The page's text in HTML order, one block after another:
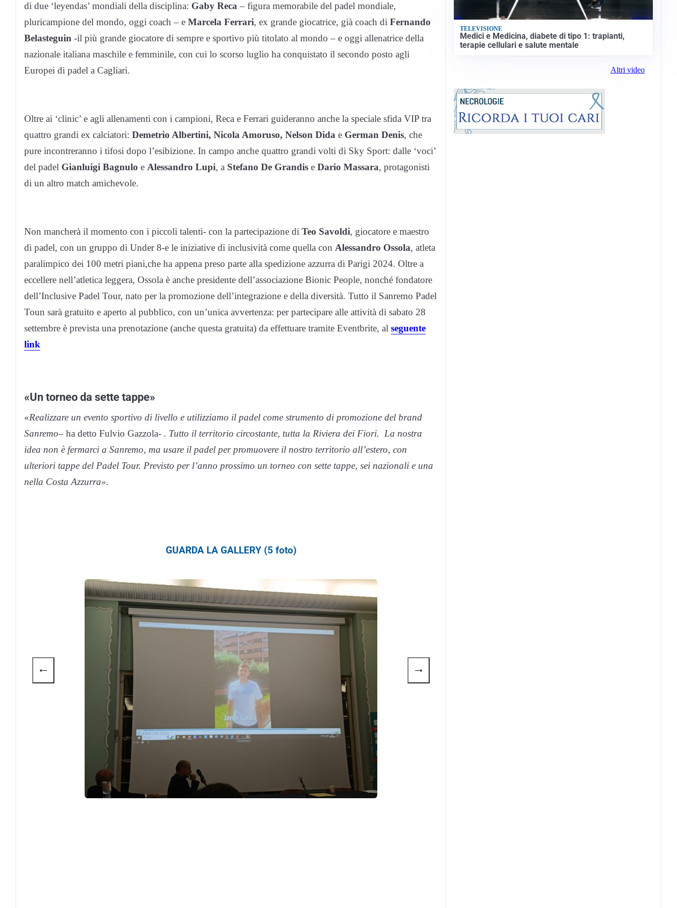
di due ‘leyendas’ mondiali della disciplina: Gaby Reca– figura memorabile del padel mondiale,
pluricampione del mondo, oggi coach – e Marcela Ferrari, ex grande giocatrice, già coach di Fernando
Belasteguin -il più grande giocatore di sempre e sportivo più titolato al mondo – e oggi allenatrice della
nazionale italiana maschile e femminile, con cui lo scorso luglio ha conquistato il secondo posto agli
Europei di padel a Cagliari.
Oltre ai ‘clinic’ e agli allenamenti con i campioni, Reca e Ferrari guideranno anche la speciale sfida VIP tra
quattro grandi ex calciatori: Demetrio Albertini, Nicola Amoruso, Nelson Dida e German Denis, che
pure incontreranno i tifosi dopo l’esibizione. In campo anche quattro grandi volti di Sky Sport: dalle ‘voci’
del padel Gianluigi Bagnulo e Alessandro Lupi, a Stefano De Grandis e Dario Massara, protagonisti
di un altro match amichevole.
Non mancherà il momento con i piccoli talenti- con la partecipazione di Teo Savoldi, giocatore e maestro
di padel, con un gruppo di Under 8-e le iniziative di inclusività come quella con Alessandro Ossola, atleta
paralimpico dei 100 metri piani,che ha appena preso parte alla spedizione azzurra di Parigi 2024. Oltre a
eccellere nell’atletica leggera, Ossola è anche presidente dell’associazione Bionic People, nonché fondatore
dell’Inclusive Padel Tour, nato per la promozione dell’integrazione e della diversità. Tutto il Sanremo Padel
Toun sarà gratuito e aperto al pubblico, con un’unica avvertenza: per partecipare alle attività di sabato 28
settembre è prevista una prenotazione (anche questa gratuita) da effettuare tramite Eventbrite, al seguente
link
«Un torneo da sette tappe»
«Realizzare un evento sportivo di livello e utilizziamo il padel come strumento di promozione del brand
Sanremo– ha detto Fulvio Gazzola- . Tutto il territorio circostante, tutta la Riviera dei Fiori. La nostra
idea non è fermarci a Sanremo, ma usare il padel per promuovere il nostro territorio all’estero, con
ulteriori tappe del Padel Tour. Previsto per l’anno prossimo un torneo con sette tappe, sei nazionali e una
nella Costa Azzurra».
GUARDA LA GALLERY (5 foto)
← →
TELEVISIONE
Medici e Medicina, diabete di tipo 1: trapianti,
terapie cellulari e salute mentale
Altri video